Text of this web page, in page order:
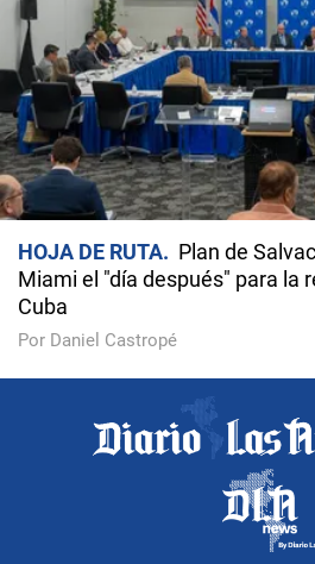
HOJA DE RUTA
Plan de
Miami el "día después" para la
Cuba
Por Daniel Castropé